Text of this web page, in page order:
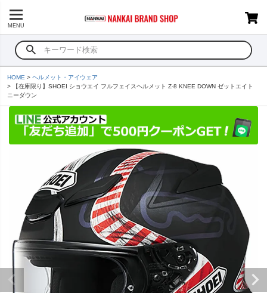
MENU
HOME
ヘルメット・アイウェア
【在庫限り】SHOEI ショウエイ フルフェイスヘルメット Z-8 KNEE DOWN ゼットエイト
ニーダウン